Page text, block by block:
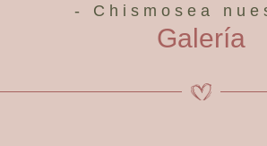
- Chismosea
Galería